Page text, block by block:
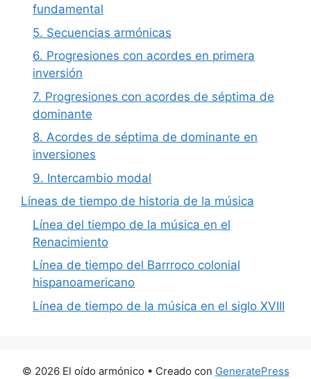
fundamental
5. Secuencias armónicas
6. Progresiones con acordes en primera
inversión
7. Progresiones con acordes de séptima de
dominante
8. Acordes de séptima de dominante en
inversiones
9. Intercambio modal
Líneas de tiempo de historia de la música
Línea del tiempo de la música en el
Renacimiento
Línea de tiempo del Barrroco colonial
hispanoamericano
Línea de tiempo de la música en el siglo XVIII
© 2026 El oído armónico • Creado con GeneratePress